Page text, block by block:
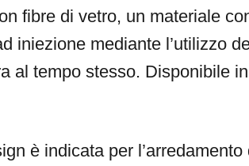
fibre di vetro, un materiale
iniezione mediante l’utilizzo
al tempo stesso. Disponibile
è indicata per